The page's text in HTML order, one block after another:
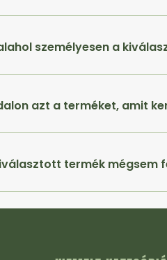
személyesen a
azt a terméket, amit
termék mégsem